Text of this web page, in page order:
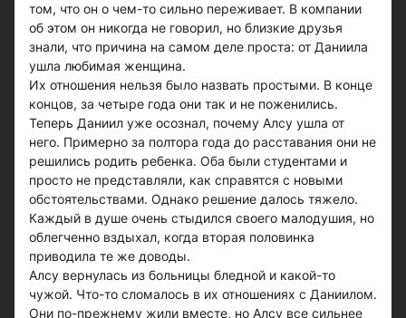
том, что он о чем-то сильно переживает. В компании
об этом он никогда не говорил, но близкие друзья
знали, что причина на самом деле проста: от Даниила
ушла любимая женщина.
Их отношения нельзя было назвать простыми. В конце
концов, за четыре года они так и не поженились.
Теперь Даниил уже осознал, почему Алсу ушла от
него. Примерно за полтора года до расставания они не
решились родить ребенка. Оба были студентами и
просто не представляли, как справятся с новыми
обстоятельствами. Однако решение далось тяжело.
Каждый в душе очень стыдился своего малодушия, но
облегченно вздыхал, когда вторая половинка
приводила те же доводы.
Алсу вернулась из больницы бледной и какой-то
чужой. Что-то сломалось в их отношениях с Даниилом.
Они по-прежнему жили вместе, но Алсу все сильнее